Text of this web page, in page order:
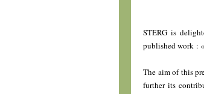
STERG is
published work :
The aim of this
further its